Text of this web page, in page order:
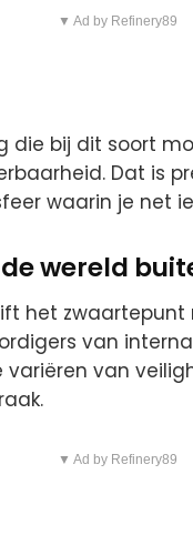
▼ Ad by Refinery89
die bij dit soort
Dat is
waarin je net
wereld
het
van
variëren van
▼ Ad by Refinery89